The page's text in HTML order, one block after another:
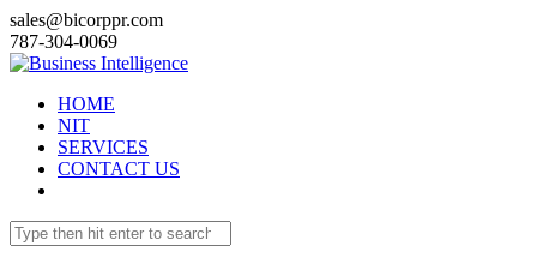
sales@bicorppr.com
787-304-0069
HOME
NIT
SERVICES
CONTACT US